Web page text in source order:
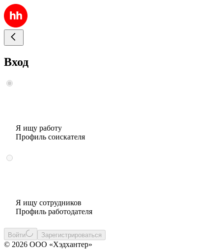
Вход
Я ищу работу
Профиль соискателя
Я ищу сотрудников
Профиль работодателя
Войти Зарегистрироваться
© 2026 ООО «Хэдхантер»